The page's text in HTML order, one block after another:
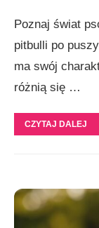
Poznaj świat
pitbulli po
ma swój
różnią się …
CZYTAJ DALEJ